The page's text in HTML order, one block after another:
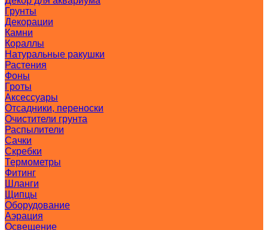
Грунты
Декорации
Камни
Кораллы
Натуральные ракушки
Растения
Фоны
Гроты
Аксессуары
Отсадники, переноски
Очистители грунта
Распылители
Сачки
Скребки
Термометры
Фитинг
Шланги
Щипцы
Оборудование
Аэрация
Освещение